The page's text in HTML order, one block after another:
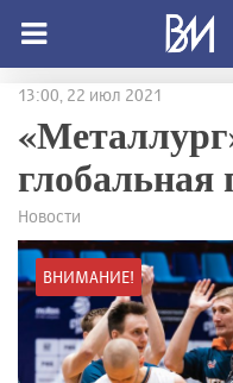
13:00, 22 июл 2021
глобальная
Новости
ВНИМАНИЕ!